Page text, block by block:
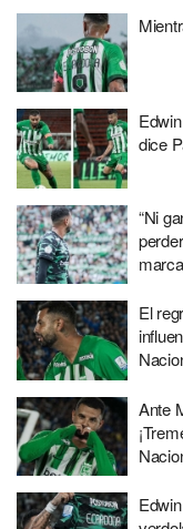
dice
“Ni
El
Ante